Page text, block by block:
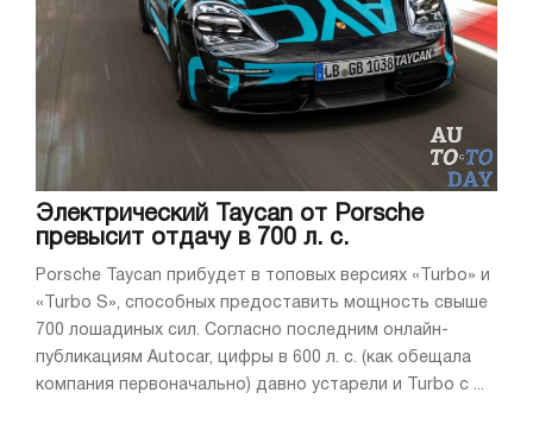
Электрический Taycan от Porsche
превысит отдачу в 700 л. с.
Porsche Taycan прибудет в топовых версиях «Turbo» и
«Turbo S», способных предоставить мощность свыше
700 лошадиных сил. Согласно последним онлайн-
публикациям Autocar, цифры в 600 л. с. (как обещала
компания первоначально) давно устарели и Turbo с ...